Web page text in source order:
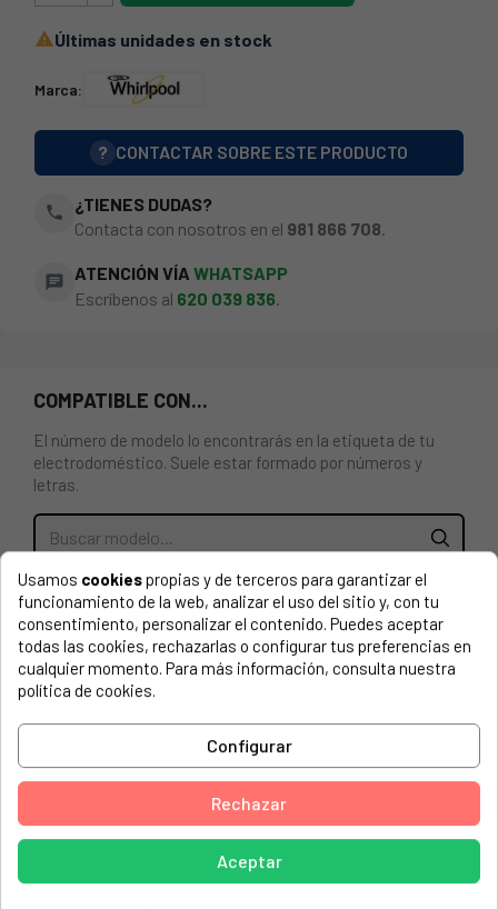
Últimas unidades en stock
Marca:
? CONTACTAR SOBRE ESTE PRODUCTO
phone
¿TIENES DUDAS?
Contacta con nosotros en el 981 866 708.
chat ATENCIÓN VÍA WHATSAPP
Escríbenos al 620 039 836
COMPATIBLE CON...
El número de modelo lo encontrarás en la etiqueta de tu
electrodoméstico. Suele estar formado por números y
letras.
RESISTENCIA (ELEMENTO CALEFACTOR) PARA
SECADORA WHIRLPOOL, INDESIT 481010669312,
C00444744
BAUKNECHT, AMC37702 (854075829012
854075829010)
BAUKNECHT, AMC37703 (854075829013
BAUKNECHT, AZB 7670 (857576720011)
BAUKNECHT, AZB 7670 (857576720012)
BAUKNECHT, AZB 7670 (857576720014)
Usamos cookiespropias y de terceros para garantizar el
funcionamiento de la web, analizar el uso del sitio y, con tu
consentimiento, personalizar el contenido. Puedes aceptar
todas las cookies, rechazarlas o configurar tus preferencias en
cualquier momento. Para más información, consulta nuestra
política de cookies.
Configurar
Rechazar
Aceptar